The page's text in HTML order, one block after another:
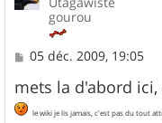
gourou
M
s
s
a
05 déc. 2009, 19:05
mets la d'abord
le wiki je lis jamais, c'est pas du tout